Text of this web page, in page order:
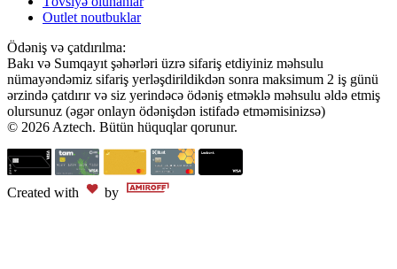
Outlet noutbuklar
Ödəniş və çatdırılma:
Bakı və Sumqayıt şəhərləri üzrə sifariş etdiyiniz məhsulu
nümayəndəmiz sifariş yerləşdirildikdən sonra maksimum 2 iş günü
ərzində çatdırır və siz yerindəcə ödəniş etməklə məhsulu əldə etmiş
olursunuz (əgər onlayn ödənişdən istifadə etməmisinizsə)
© 2026 Aztech. Bütün hüquqlar qorunur.
Created with by